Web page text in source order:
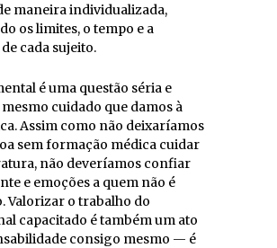
maneira individualizada,
os limites, o tempo e a
cada sujeito.
é uma questão séria e
cuidado que damos à
Assim como não deixaríamos
sem formação médica cuidar
não deveríamos confiar
e emoções a quem não é
Valorizar o trabalho do
capacitado é também um ato
consigo mesmo — é